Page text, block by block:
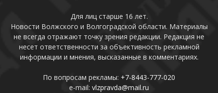
Для лиц старше 16 лет.
Новости Волжского и Волгоградской области. Материалы
не всегда отражают точку зрения редакции. Редакция не
несет ответственности за объективность рекламной
информации и мнения, высказанные в комментариях.
По вопросам рекламы: +7-8443-777-020
e-mail: vlzpravda@mail.ru